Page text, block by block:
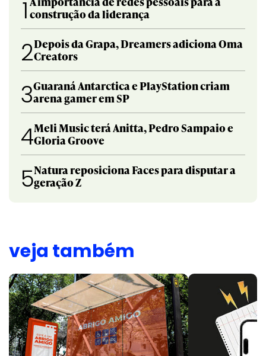
1 construção da liderança
2Depois da Grapa, Dreamers adiciona Oma
Creators
3Guaraná Antarctica e PlayStation criam
arena gamer em SP
4Meli Music terá Anitta, Pedro Sampaio e
Gloria Groove
5Natura reposiciona Faces para disputar a
geração Z
veja também